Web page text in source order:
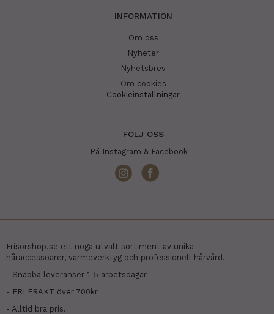
INFORMATION
Om oss
Nyheter
Nyhetsbrev
Om cookies
Cookieinställningar
FÖLJ OSS
På Instagram & Facebook
Frisorshop.se ett noga utvalt sortiment av unika
håraccessoarer, värmeverktyg och professionell hårvård.
- Snabba leveranser 1-5 arbetsdagar
- FRI FRAKT över 700kr
- Alltid bra pris.